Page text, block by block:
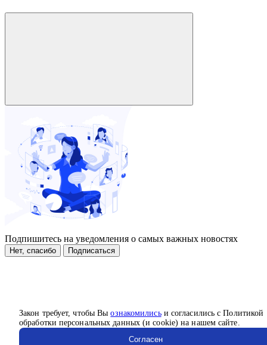
Закон требует, чтобы Выознакомилисьи согласились с Политикой
обработки персональных данных (и cookie) на нашем сайте.
Согласен
Подпишитесь на уведомления о самых важных новостях
Нет, спасибо Подписаться